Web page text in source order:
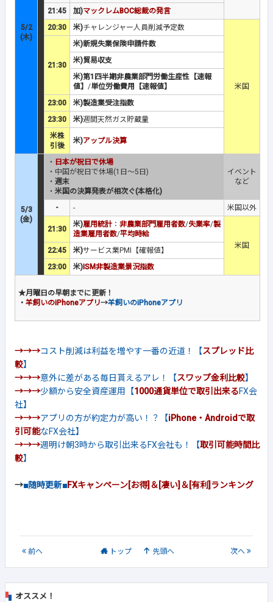
5/2
(木)
21:45
加)マックレムBOC総裁の発言
20:30
米)チャレンジャー人員削減予定数
米国
21:30
米)新規失業保険申請件数
米)貿易収支
米)第1四半期非農業部門労働生産性【速報
値】 /単位労働費用【速報値】
23:00
米)製造業受注指数
23:30
米)週間天然ガス貯蔵量
米株
引後
米)アップル決算
5/3
(金)
・ 日本が祝日で休場
・中国が祝日で休場(1日～5日)
・ 週末
・ 米国の決算発表が相次ぐ(本格化)
イベント
など
- - 米国以外
21:30
米)雇用統計： 非農業部門雇用者数/失業率/製
造業雇用者数/平均時給
米国
22:45 米)サービス業PMI【確報値】
23:00
米) ISM非製造業景況指数
★月曜日の早朝までに更新！
・ 羊飼いのiPhoneアプリ→羊飼いのiPhoneアプリ
→→→コスト削減は利益を増やす一番の近道！【スプレッド比
較】
→→→意外に差がある毎日貰えるアレ！【スワップ金利比較】
→→→少額から安全資産運用【1000通貨単位で取引出来るFX会
社】
→→→アプリの方が約定力が高い！？【iPhone・Androidで取
引可能なFX会社】
→→→週明け朝3時から取引出来るFX会社も！【取引可能時間比
較】
→■随時更新■FXキャンペーン[お得]＆[凄い]＆[有利]ランキング
前へ トップ 先頭へ 次へ
オススメ！